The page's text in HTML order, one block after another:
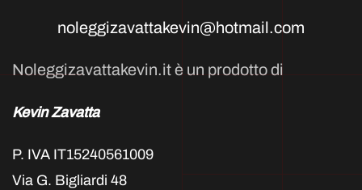
noleggizavattakevin@hotmail.com
Noleggizavattakevin.it è un prodotto di
Kevin Zavatta
P. IVA IT15240561009
Via G. Bigliardi 48